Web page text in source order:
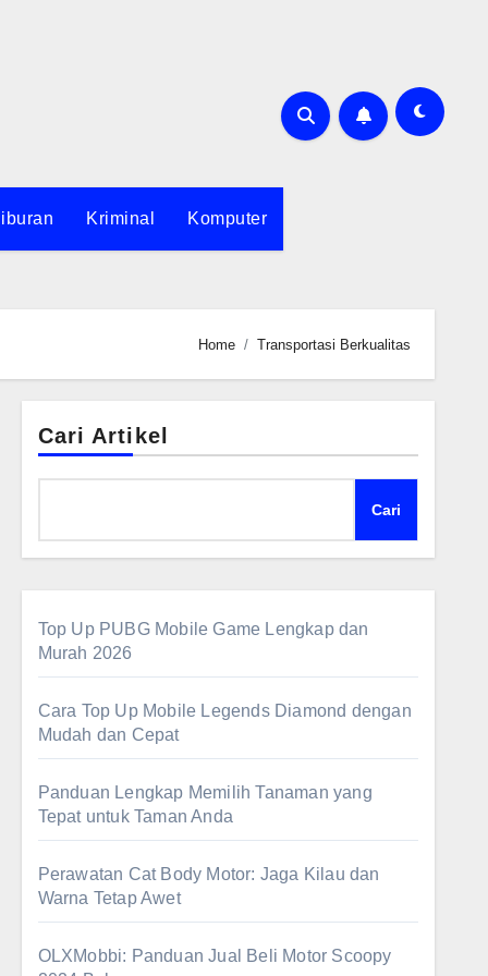
Kriminal Komputer
Home Transportasi Berkualitas
Cari Artikel
Cari
Top Up PUBG Mobile Game Lengkap dan
Murah 2026
Cara Top Up Mobile Legends Diamond dengan
Mudah dan Cepat
Panduan Lengkap Memilih Tanaman yang
Tepat untuk Taman Anda
Perawatan Cat Body Motor: Jaga Kilau dan
Warna Tetap Awet
OLXMobbi: Panduan Jual Beli Motor Scoopy